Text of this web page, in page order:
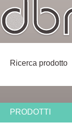
Ricerca prodotto
PRODOTTI